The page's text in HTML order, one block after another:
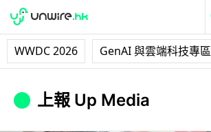
WWDC 2026 GenAI 與雲端科技專區
上報 Up Media